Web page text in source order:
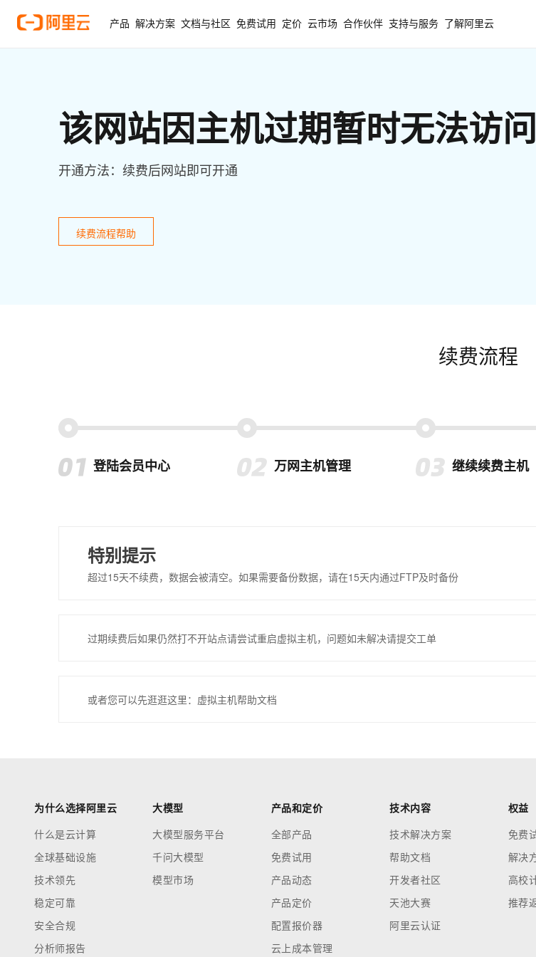
产品 解决方案 文档与社区 免费试用 定价 云市场 合作伙伴 支持与服务 了解阿里云
该网站因主机过期暂时无法访问
开通方法：续费后网站即可开通
续费流程帮助
续费流程
登陆会员中心 万网主机管理 继续续费主机
特别提示
超过15天不续费，数据会被清空。如果需要备份数据，请在15天内通过FTP及时备份
过期续费后如果仍然打不开站点请尝试重启虚拟主机，问题如未解决请提交工单
或者您可以先逛逛这里：虚拟主机帮助文档